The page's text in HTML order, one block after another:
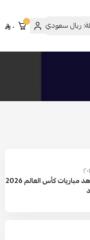
ريال سعودي ٠ ٠
كيف تشاهد مباريات كأس العالم 2026